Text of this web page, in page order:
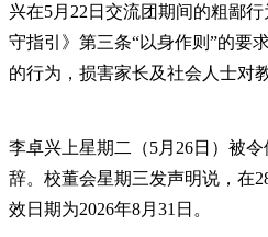
兴在5月22日交流团期间的粗鄙
守指引》第三条“以身作则”的要
的行为，损害家长及社会人士对
李卓兴上星期二（5月26日）被
辞。校董会星期三发声明说，在
效日期为2026年8月31日。